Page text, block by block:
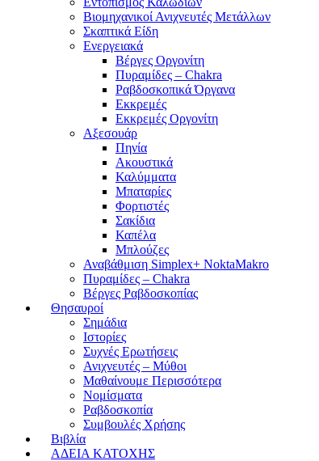
Βιομηχανικοί Ανιχνευτές Μετάλλων
Σκαπτικά Είδη
Ενεργειακά
Βέργες Οργονίτη
Πυραμίδες – Chakra
Ραβδοσκοπικά Όργανα
Εκκρεμές
Εκκρεμές Οργονίτη
Αξεσουάρ
Πηνία
Ακουστικά
Καλύμματα
Μπαταρίες
Φορτιστές
Σακίδια
Καπέλα
Μπλούζες
Αναβάθμιση Simplex+ NoktaMakro
Πυραμίδες – Chakra
Βέργες Ραβδοσκοπίας
Θησαυροί
Σημάδια
Ιστορίες
Συχνές Ερωτήσεις
Ανιχνευτές – Μύθοι
Μαθαίνουμε Περισσότερα
Νομίσματα
Ραβδοσκοπία
Συμβουλές Χρήσης
Βιβλία
ΑΔΕΙΑ ΚΑΤΟΧΗΣ